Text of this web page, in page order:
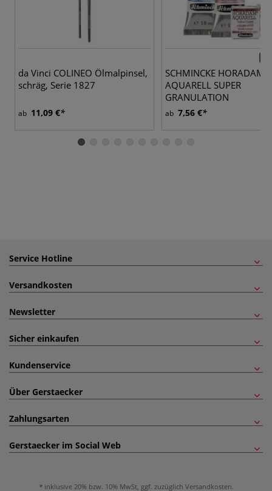
da Vinci COLINEO Ölmalpinsel,
schräg, Serie 1827
ab 11,09 €
SCHMINCKE HORADAM®
AQUARELL SUPER
GRANULATION
ab 7,56 €
Service Hotline
Versandkosten
Newsletter
Sicher einkaufen
Kundenservice
Über Gerstaecker
Zahlungsarten
Gerstaecker im Social Web
inklusive 20% bzw. 10% MwSt, ggf. zuzüglich Versandkosten.